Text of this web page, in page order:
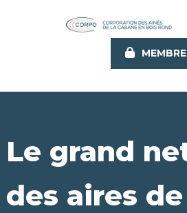
MEMBRE
Le grand
des aires